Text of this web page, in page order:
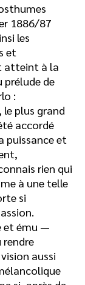
1886/87
les
et
atteint à la
prélude de
:
le plus grand
accordé
puissance et
rien qui
à une telle
si
et ému —
rendre
aussi